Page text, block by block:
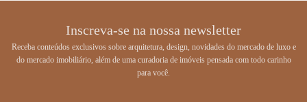
Inscreva-se na nossa newsletter
Receba conteúdos exclusivos sobre arquitetura, design, novidades do mercado de luxo e
do mercado imobiliário, além de uma curadoria de imóveis pensada com todo carinho
para você.